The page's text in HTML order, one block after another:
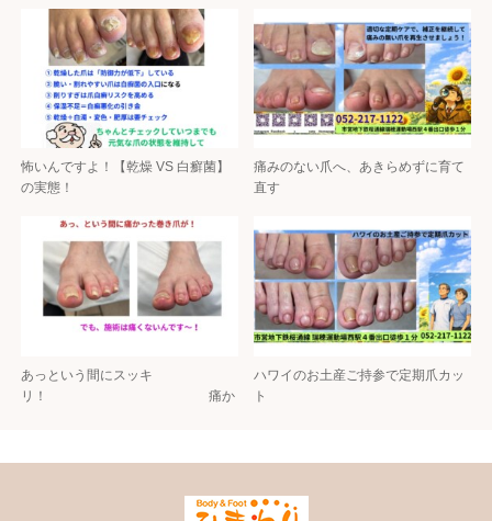
怖いんですよ！【乾燥 VS 白癬菌】
の実態！
痛みのない爪へ、あきらめずに育て
直す
あっという間にスッキ
リ！ 痛か
ハワイのお土産ご持参で定期爪カッ
ト